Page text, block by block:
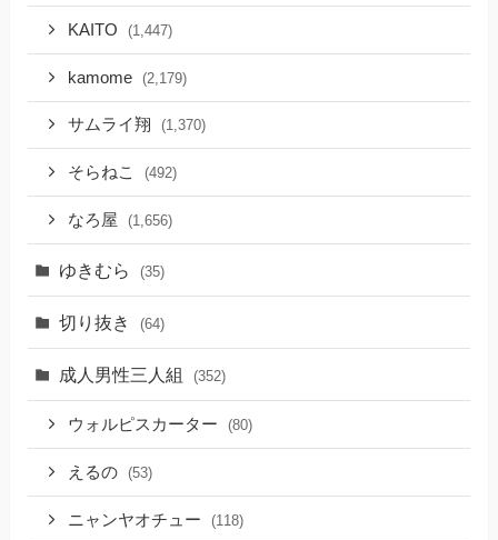
KAITO (1,447)
kamome (2,179)
サムライ翔 (1,370)
そらねこ (492)
なろ屋 (1,656)
ゆきむら (35)
切り抜き (64)
成人男性三人組 (352)
ウォルピスカーター (80)
えるの (53)
ニャンヤオチュー (118)